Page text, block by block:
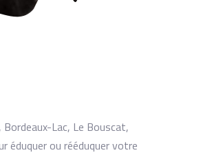
Lac, Le Bouscat,
éduquer ou rééduquer votre